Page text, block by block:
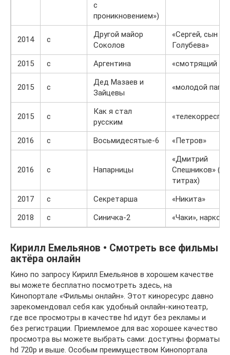
с
проникновением»)
2014 с
Другой майор
Соколов
«Сергей, сын
Голубева»
2015
с Аргентина «смотрящий у
2015 с
Дед Мазаев и
Зайцевы
«молодой папа»
2015 с
Как я стал
русским
2016 с Восьмидесятые-6 «Петров»
2016 с Напарницы
«Дмитрий
Спешников»
титрах)
2017
с Секретарша
«Никита»
2018
с Синичка-2 «Чаки»,
Кирилл Емельянов • Смотреть все фильмы
актёра онлайн
Кино по запросу Кирилл Емельянов в хорошем качестве
вы можете бесплатно посмотреть здесь, на
Кинопортале «Фильмы онлайн». Этот киноресурс давно
зарекомендовал себя как удобный онлайн-кинотеатр,
где все просмотры в качестве hd идут без рекламы и
без регистрации. Приемлемое для вас хорошее качество
просмотра вы можете выбрать сами: доступны форматы
hd 720p и выше. Особым преимуществом Кинопортала